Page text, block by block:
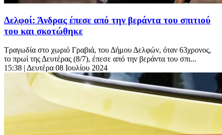
Δελφοί: Άνδρας έπεσε από την βεράντα του σπιτιού
του και σκοτώθηκε
Τραγωδία στο χωριό Γραβιά, του Δήμου Δελφών, όταν 63χρονος,
το πρωί της Δευτέρας (8/7), έπεσε από την βεράντα του σπι...
15:38 | Δευτέρα 08 Ιουλίου 2024